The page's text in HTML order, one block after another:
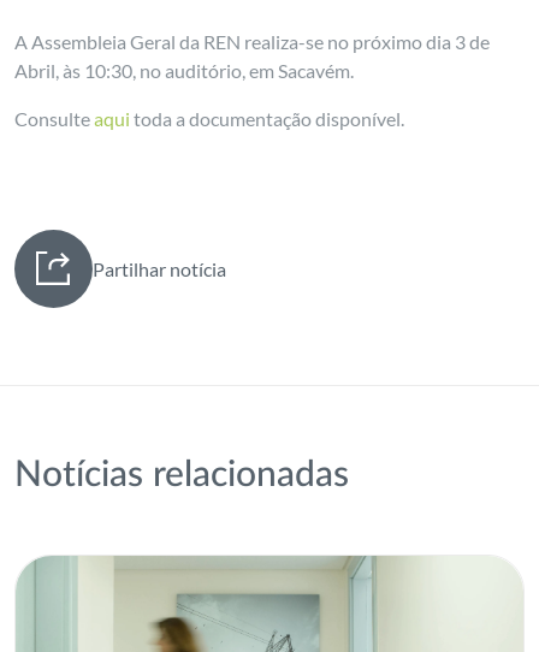
A Assembleia Geral da REN realiza-se no próximo dia 3 de
Abril, às 10:30, no auditório, em Sacavém.
Consulteaqui toda a documentação disponível.
Partilhar notícia
Notícias relacionadas